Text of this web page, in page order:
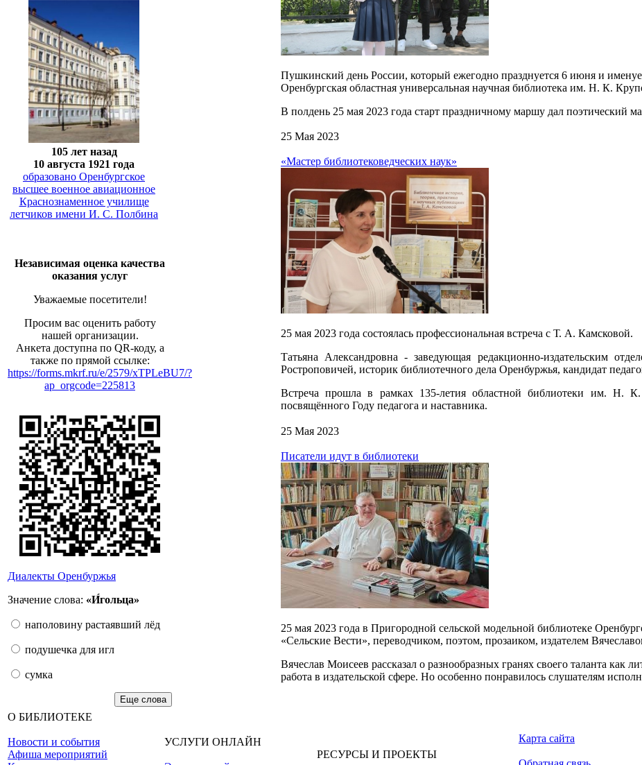
105 лет назад
10 августа 1921 года
образовано Оренбургское
высшее военное авиационное
Краснознаменное училище
летчиков имени И. С. Полбина
Независимая оценка качества
оказания услуг
Уважаемые посетители!
Просим вас оценить работу
нашей организации.
Анкета доступна по QR-коду, а
также по прямой ссылке:
https://forms.mkrf.ru/e/2579/xTPLeBU7/?
ap_orgcode=225813
Диалекты Оренбуржья
Значение слова: «И́гольца»
наполовину растаявший лёд
подушечка для игл
сумка
Еще слова
Пушкинский день России, который ежегодно празднуется 6 июня и
Оренбургская областная универсальная научная библиотека им. Н. К.
В полдень 25 мая 2023 года старт праздничному маршу дал
25 Мая 2023
«Мастер библиотековедческих наук»
25 мая 2023 года состоялась профессиональная встреча с Т. А. Камсковой.
Татьяна Александровна - заведующая редакционно-издательским
Ростроповичей, историк библиотечного дела Оренбуржья, кандидат
Встреча прошла в рамках 135-летия областной библиотеки им. Н.
посвящённого Году педагога и наставника.
25 Мая 2023
Писатели идут в библиотеки
25 мая 2023 года в Пригородной сельской модельной библиотеке
«Сельские Вести», переводчиком, поэтом, прозаиком, издателем
Вячеслав Моисеев рассказал о разнообразных гранях своего таланта как
работа в издательской сфере. Но особенно понравилось слушателям
О БИБЛИОТЕКЕ
Новости и события
Афиша мероприятий
УСЛУГИ ОНЛАЙН
РЕСУРСЫ И ПРОЕКТЫ
Карта сайта